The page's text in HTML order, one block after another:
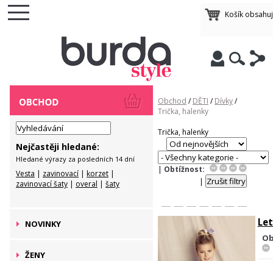
Košík
Nejčastěji hledané:
Hledané výrazy za posledních 14 dní
Vesta | zavinovací | korzet |
zavinovací šaty | overal | šaty
NOVINKY
ŽENY
Obchod / DĚTI / Dívky/
Trička, halenky
Trička, halenky
| Obtížnost:
|